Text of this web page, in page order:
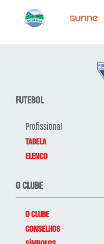
FUTEBOL
Profissional
TABELA
ELENCO
O CLUBE
O CLUBE
CONSELHOS